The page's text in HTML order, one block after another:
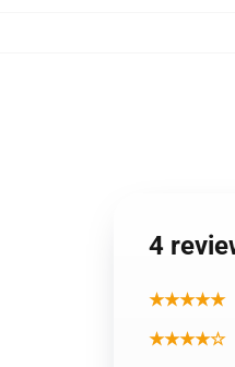
4
★★★★★
★★★★☆